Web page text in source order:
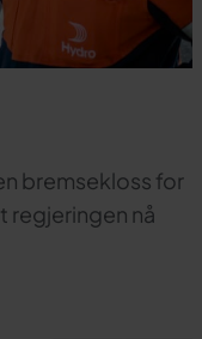
bremsekloss for
regjeringen nå